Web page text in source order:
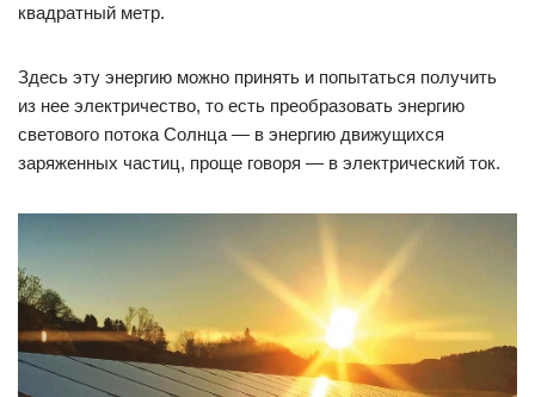
квадратный метр.
Здесь эту энергию можно принять и попытаться получить
из нее электричество, то есть преобразовать энергию
светового потока Солнца — в энергию движущихся
заряженных частиц, проще говоря — в электрический ток.